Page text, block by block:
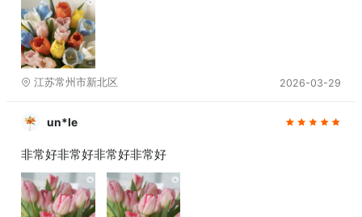
江苏常州市新北区 2026-03-29
un*le
非常好非常好非常好非常好